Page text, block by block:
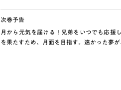
次巻予告
月から元気を届ける！兄弟をいつでも応援
を果たすため、月面を目指す。遠かった夢